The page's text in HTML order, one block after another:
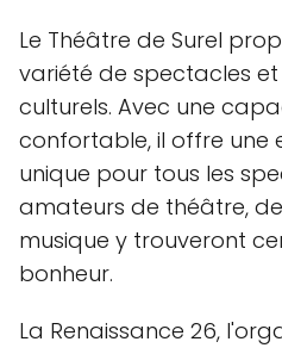
Le Théâtre de Surel
variété de spectacles
culturels. Avec une
confortable, il offre une
unique pour tous les
amateurs de théâtre,
musique y trouveront
bonheur.
La Renaissance 26,